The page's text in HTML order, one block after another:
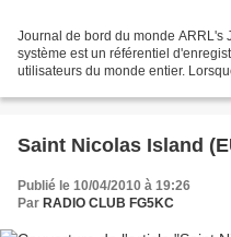
Journal de bord du monde ARRL's
système est un référentiel
utilisateurs du monde entier.
Saint Nicolas Island
Publié le 10/04/2010 à 19:26
Par RADIO CLUB FG5KC